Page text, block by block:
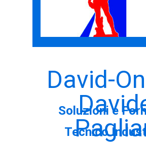
David-
Soluzioni e
Tecnico